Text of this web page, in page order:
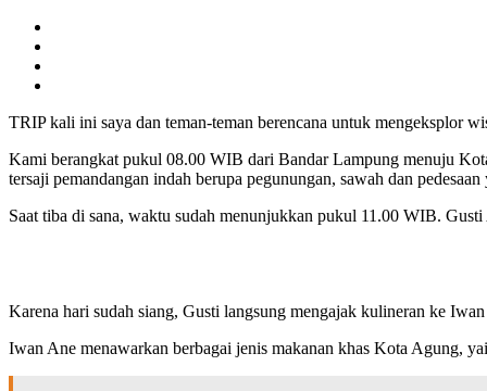
TRIP kali ini saya dan teman-teman berencana untuk mengeksplor
Kami berangkat pukul 08.00 WIB dari Bandar Lampung menuju
tersaji pemandangan indah berupa pegunungan, sawah dan
Saat tiba di sana, waktu sudah menunjukkan pukul 11.00 WIB.
Karena hari sudah siang, Gusti langsung mengajak kulineran ke
Iwan Ane menawarkan berbagai jenis makanan khas Kota Agung,